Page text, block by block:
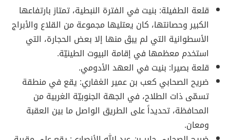
قلعة الطفيلة: بنيت في الفترة النبطية، تمتاز بارتفاعها
الكبير وحصانتها، كان يعتليها مجموعة من القلاع والأبراج
الأسطوانية التي لم يبقَ منها إلا بعض الحجارة، التي
استخدم معظمها في إقامة البيوت الطينيّة.
قلعة بصيرا: بنيت في العهد الأدومي.
ضريح الصحابي كعب بن عمير الغفاري: يقع في منطقة
تسمّى ذات الطلاح، في الجهة الجنوبيّة الغربية من
المحافظة، تحديداً على الطريق الواصل ما بين العقبة
ومعان.